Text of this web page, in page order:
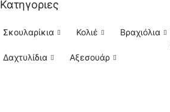
Κατηγοριες
Σκουλαρίκια Κολιέ Βραχιόλια
Δαχτυλίδια Αξεσουάρ